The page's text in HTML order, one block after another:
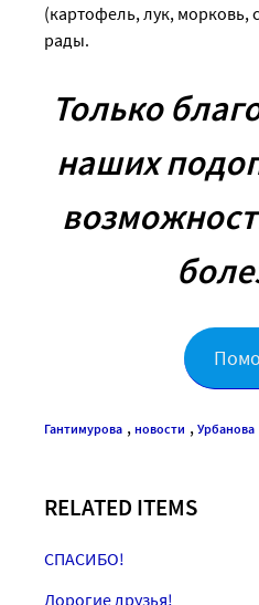
(картофель, лук, морковь,
рады.
Только
наших
Гантимурова , новости , Урбанова
RELATED ITEMS
СПАСИБО!
Дорогие друзья!